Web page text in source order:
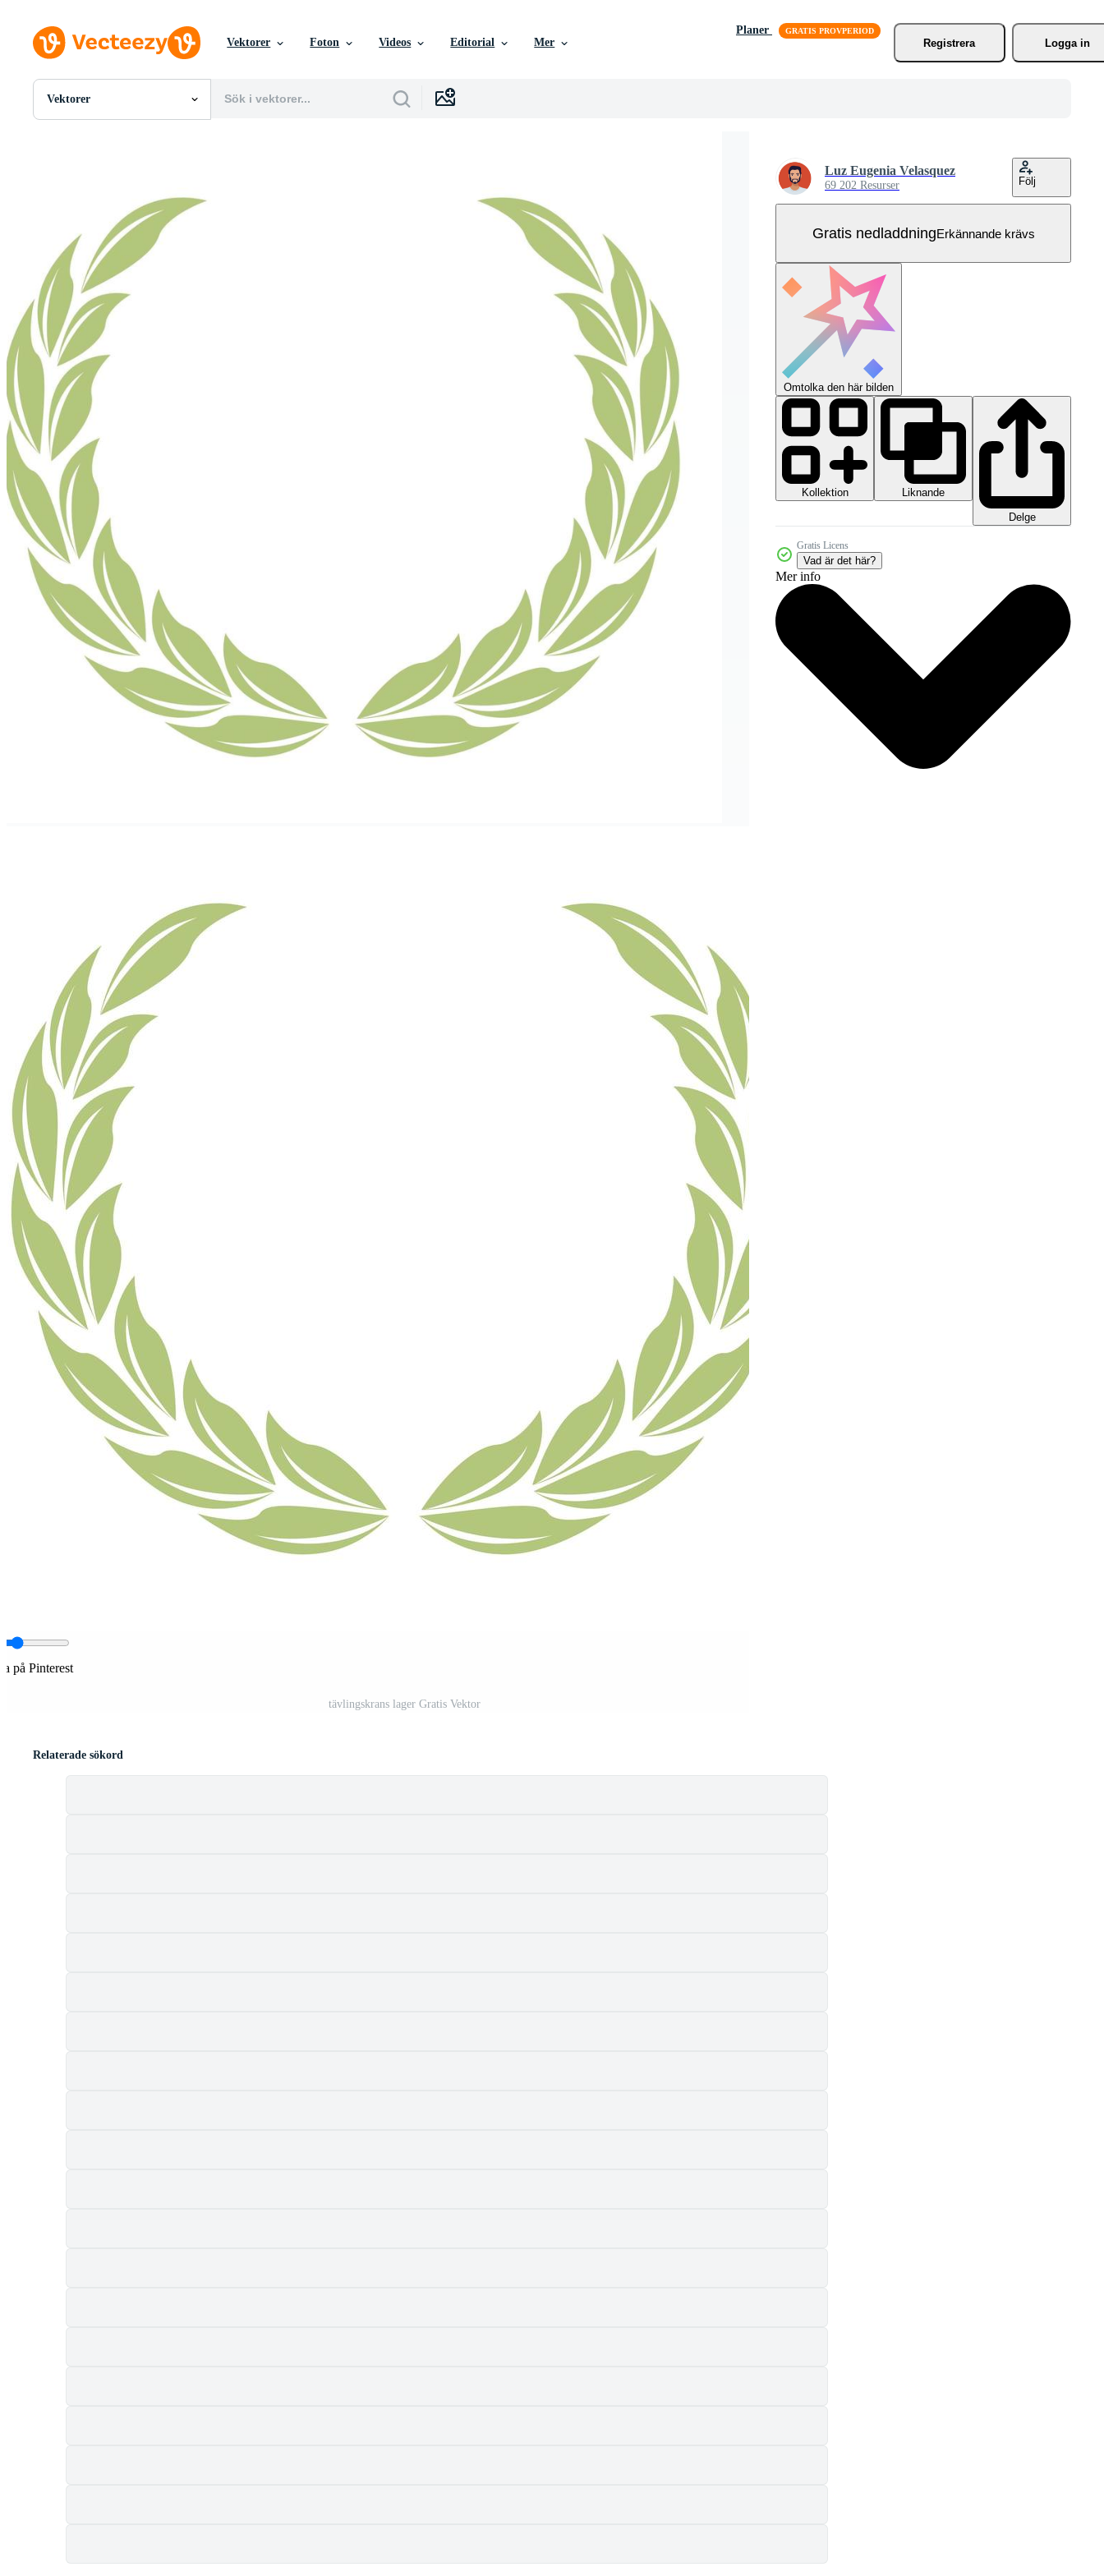
Vektorer Foton Videos Editorial Mer
Planer
Registrera
Logga in
Vektorer
Alla Bilder
Videor
Rörlig grafik
Redaktionella Bilder
Redaktionella Evenemang
på Pinterest
tävlingskrans lager Gratis Vektor
Luz Eugenia Velasquez
69 202 Resurser Följ
Gratis nedladdningErkännande krävs
Omtolka den här bilden
Kollektion
Liknande
Delge
Gratis Licens
Vad är det här?
Mer info
Relaterade sökord